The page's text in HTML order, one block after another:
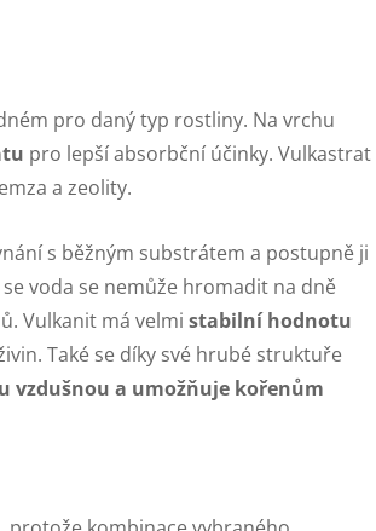
pro daný typ rostliny. Na vrchu
pro lepší absorbční účinky. Vulkastrat
a zeolity.
s běžným substrátem a postupně ji
voda se nemůže hromadit na dně
Vulkanit má velmi stabilní hodnotu
Také se díky své hrubé struktuře
vzdušnou a umožňuje kořenům